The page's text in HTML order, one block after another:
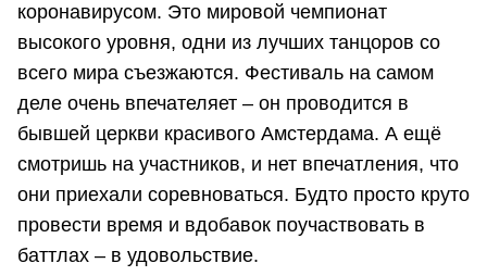
коронавирусом. Это мировой чемпионат
высокого уровня, одни из лучших танцоров со
всего мира съезжаются. Фестиваль на самом
деле очень впечателяет – он проводится в
бывшей церкви красивого Амстердама. А ещё
смотришь на участников, и нет впечатления, что
они приехали соревноваться. Будто просто круто
провести время и вдобавок поучаствовать в
баттлах – в удовольствие.